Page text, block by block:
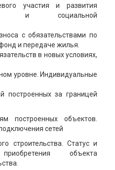
участия и развития
и социальной
с обязательствами по
и передаче жилья.
в новых условиях,
уровне. Индивидуальные
построенных за границей
построенных объектов.
сетей
строительства. Статус и
объекта